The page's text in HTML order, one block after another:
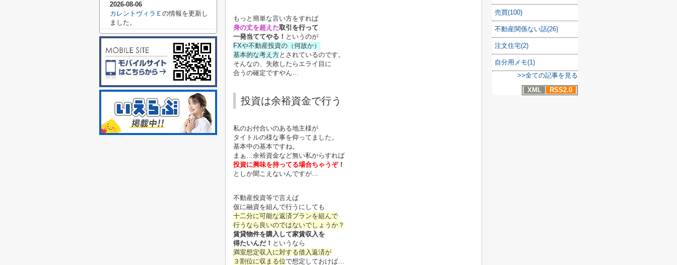
もっと簡単な言い方をすれば
身の丈を超えた取引を行って
一発当ててやる！ というのが
FXや不動産投資の（何故か）
基本的な考え方とされているのです。
そんなの、失敗したらエライ目に
合うの確定ですやん…
投資は余裕資金で行う
私のお付合いのある地主様が
タイトルの様な事を仰ってました。
基本中の基本ですね。
まぁ…余裕資金など無い私からすれば
投資に興味を持ってる場合ちゃうぞ！
としか聞こえないんですが…
不動産投資等で言えば
仮に融資を組んで行うにしても
十二分に可能な返済プランを組んで
行うなら良いのではないでしょうか？
賃貸物件を購入して家賃収入を
得たいんだ！ というなら
満室想定収入に対する借入返済が
３割位に収まる位で想定しておけば…
売買(100)
不動産関係ない話(26)
注文住宅(2)
自分用メモ(1)
>>全ての記事を見る
XML
RSS2.0
2026-08-06
カレントヴィラＥ の情報を更新し
ました。